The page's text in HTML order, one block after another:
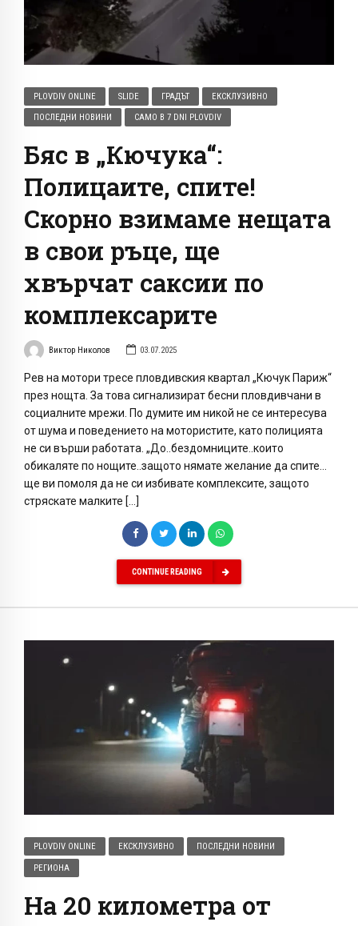
PLOVDIV ONLINE SLIDE ГРАДЪТ ЕКСКЛУЗИВНО
ПОСЛЕДНИ НОВИНИ САМО В 7 DNI PLOVDIV
Бяс в „Кючука“:
Полицаите, спите!
Скорно взимаме нещата
в свои ръце, ще
хвърчат саксии по
комплексарите
Виктор Николов 03.07.2025
Рев на мотори тресе пловдивския квартал „Кючук Париж“
през нощта. За това сигнализират бесни пловдивчани в
социалните мрежи. По думите им никой не се интересува
от шума и поведението на мотористите, като полицията
не си върши работата. „До..бездомниците..които
обикаляте по нощите..защото нямате желание да спите…
ще ви помоля да не си избивате комплексите, защото
стряскате малките […]
CONTINUE READING
PLOVDIV ONLINE ЕКСКЛУЗИВНО ПОСЛЕДНИ НОВИНИ
РЕГИОНА
На 20 километра от